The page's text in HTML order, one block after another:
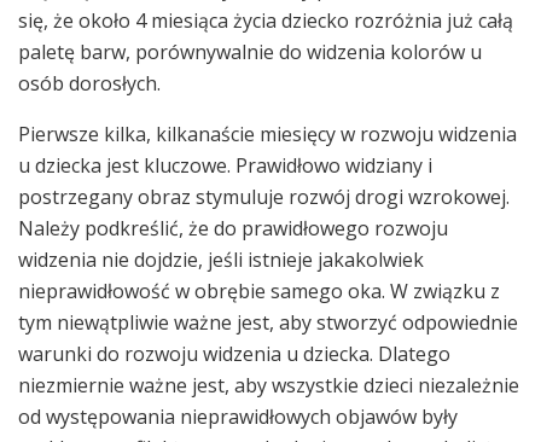
się, że około 4 miesiąca życia dziecko rozróżnia już całą
paletę barw, porównywalnie do widzenia kolorów u
osób dorosłych.
Pierwsze kilka, kilkanaście miesięcy w rozwoju widzenia
u dziecka jest kluczowe. Prawidłowo widziany i
postrzegany obraz stymuluje rozwój drogi wzrokowej.
Należy podkreślić, że do prawidłowego rozwoju
widzenia nie dojdzie, jeśli istnieje jakakolwiek
nieprawidłowość w obrębie samego oka. W związku z
tym niewątpliwie ważne jest, aby stworzyć odpowiednie
warunki do rozwoju widzenia u dziecka. Dlatego
niezmiernie ważne jest, aby wszystkie dzieci niezależnie
od występowania nieprawidłowych objawów były